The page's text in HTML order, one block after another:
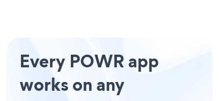
Every POWR app
works on any